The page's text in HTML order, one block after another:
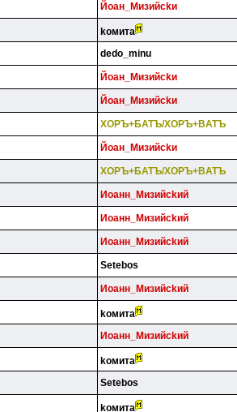
Йoaн_Mизийckи
koмитa
dedo_minu
Йoaн_Mизийckи
Йoaн_Mизийckи
XOPЪ+БATЪ/XOPЪ+BATЪ
Йoaн_Mизийckи
XOPЪ+БATЪ/XOPЪ+BATЪ
Иoaнн_Mизийckий
Иoaнн_Mизийckий
Иoaнн_Mизийckий
Setebos
Иoaнн_Mизийckий
koмитa
Иoaнн_Mизийckий
koмитa
Setebos
koмитa